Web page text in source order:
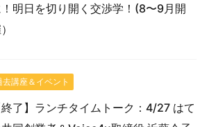
明日を切り開く交渉学！(8〜9月開
去講座＆イベント
終了】ランチタイムトーク：4/27 はて